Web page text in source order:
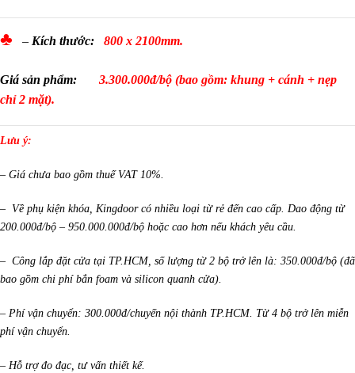
♣ – Kích thước: 800 x 2100mm.
Giá sản phẩm:
3.300.000đ/bộ (bao gồm: khung + cánh + nẹp
chỉ 2 mặt).
Lưu ý:
– Giá chưa bao gồm thuế VAT 10%.
– Về phụ kiện khóa, Kingdoor có nhiều loại từ rẻ đến cao cấp. Dao động từ
200.000đ/bộ – 950.000.000đ/bộ hoặc cao hơn nếu khách yêu cầu.
– Công lắp đặt cửa tại TP.HCM, số lượng từ 2 bộ trở lên là: 350.000đ/bộ (đã
bao gồm chi phí bắn foam và silicon quanh cửa).
– Phí vận chuyển: 300.000đ/chuyến nội thành TP.HCM. Từ 4 bộ trở lên miễn
phí vận chuyển.
– Hỗ trợ đo đạc, tư vấn thiết kế.